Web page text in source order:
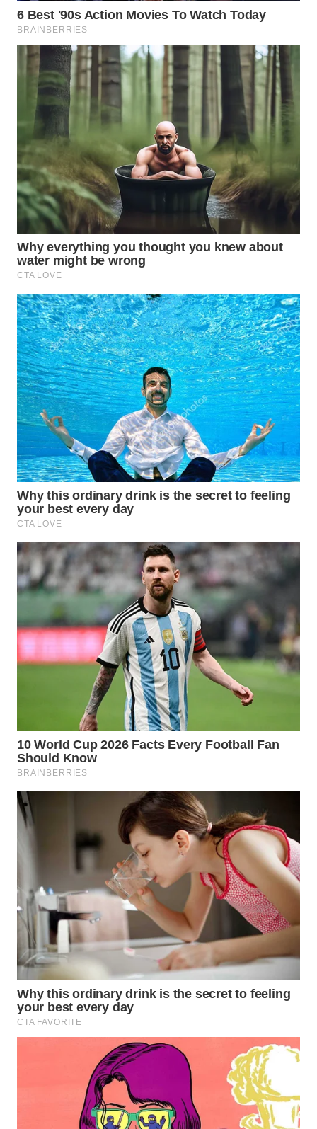
NATUNA
WN
BINTAN
WN
MANDALIKA
WN
LIKUPANG
WN
LABUANBAJO
WN
BORNEO
Wahana
Media
Group
WAHANA
NEWS
WAHANA
TANI
WAHANA
ADVOKAT
WAHANA
INFRASTRUKTUR
WAHANA
KONSUMEN
TRAVEL
WAHANA
TV
WAHANANEWS
CO ID
WAHANANEWS
NET
WAHANA
SPORT
WAHANA